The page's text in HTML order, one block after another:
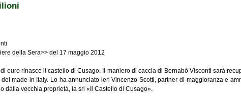
della Sera>> del 17 maggio 2012
euro rinasce il castello di Cusago. Il maniero di caccia di Bernabò Visconti sarà
made in Italy. Lo ha annunciato ieri Vincenzo Scotti, partner di maggioranza e
dalla vecchia proprietà, la srl «Il Castello di Cusago».